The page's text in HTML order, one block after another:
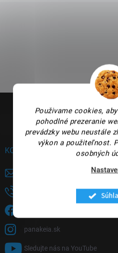
Použivame cookies,
pohodlné prezeranie
prevádzky webu neustále
výkon a použiteľnost.
osobných
KONTAKT
panakeia.sk
panakeia.sk
Sledujte nás na YouTube